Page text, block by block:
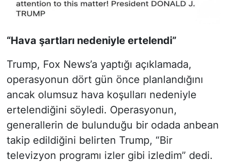
“Hava şartları nedeniyle ertelendi”
Trump, Fox News’a yaptığı açıklamada,
operasyonun dört gün önce planlandığını
ancak olumsuz hava koşulları nedeniyle
ertelendiğini söyledi. Operasyonun,
generallerin de bulunduğu bir odada anbean
takip edildiğini belirten Trump, “Bir
televizyon programı izler gibi izledim” dedi.